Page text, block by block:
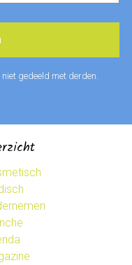
gedeeld met derden.